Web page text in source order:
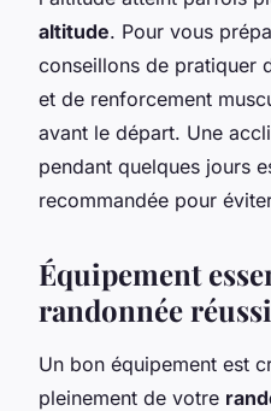
altitude. Pour vous
conseillons de pratiquer
et de renforcement
avant le départ. Une
pendant quelques jours
recommandée pour
Équipement
randonnée
Un bon équipement est
pleinement de votre